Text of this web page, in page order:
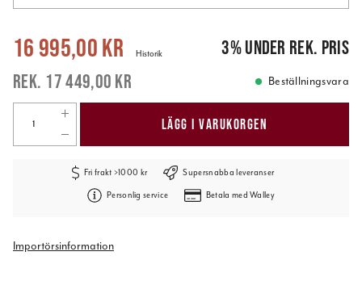
Nuvarande pris:16 995,00 kr 17 449,00 kr
16 995,00 kr
17 449,00 kr
Historik 3%under rek. pris
Beställningsvara
LÄGG I VARUKORGEN
Fri frakt >1000 kr Supersnabba leveranser
Personlig service Betala med Walley
Importörsinformation